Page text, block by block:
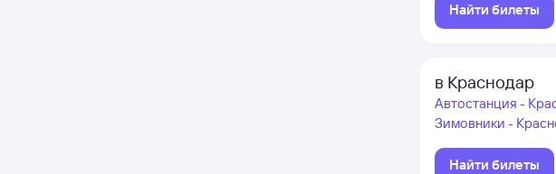
Найти билеты
в Краснодар
Автостанция -
Зимовники -
Найти билеты